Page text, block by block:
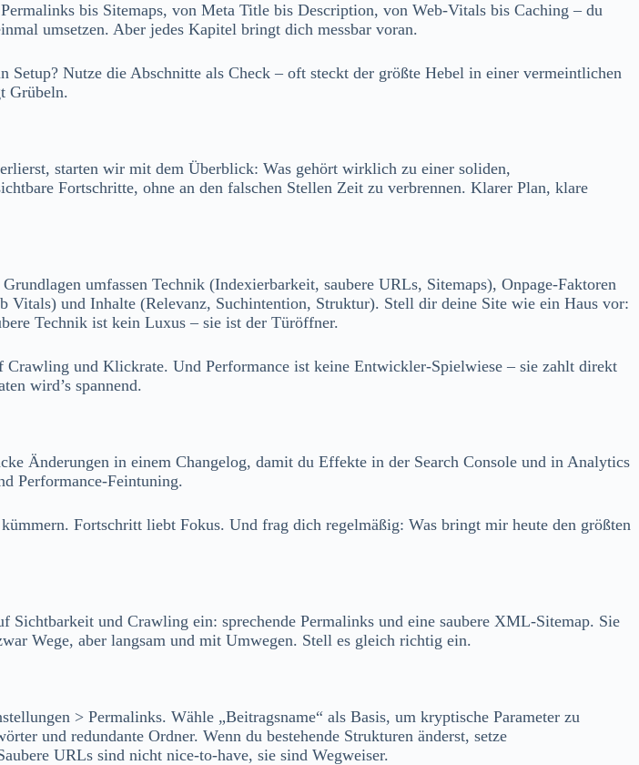
bis Sitemaps, von Meta Title bis Description, von Web‑Vitals bis Caching – du
umsetzen. Aber jedes Kapitel bringt dich messbar voran.
Nutze die Abschnitte als Check – oft steckt der größte Hebel in einer vermeintlichen
Grübeln.
starten wir mit dem Überblick: Was gehört wirklich zu einer soliden,
Fortschritte, ohne an den falschen Stellen Zeit zu verbrennen. Klarer Plan, klare
umfassen Technik (Indexierbarkeit, saubere URLs, Sitemaps), Onpage-Faktoren
und Inhalte (Relevanz, Suchintention, Struktur). Stell dir deine Site wie ein Haus vor:
Technik ist kein Luxus – sie ist der Türöffner.
und Klickrate. Und Performance ist keine Entwickler-Spielwiese – sie zahlt direkt
wird’s spannend.
Änderungen in einem Changelog, damit du Effekte in der Search Console und in Analytics
Performance-Feintuning.
Fortschritt liebt Fokus. Und frag dich regelmäßig: Was bringt mir heute den größten
und Crawling ein: sprechende Permalinks und eine saubere XML‑Sitemap. Sie
Wege, aber langsam und mit Umwegen. Stell es gleich richtig ein.
> Permalinks. Wähle „Beitragsname“ als Basis, um kryptische Parameter zu
und redundante Ordner. Wenn du bestehende Strukturen änderst, setze
URLs sind nicht nice‑to‑have, sie sind Wegweiser.